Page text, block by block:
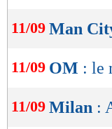
11/09 Man
11/09 OM : le
11/09 Milan :